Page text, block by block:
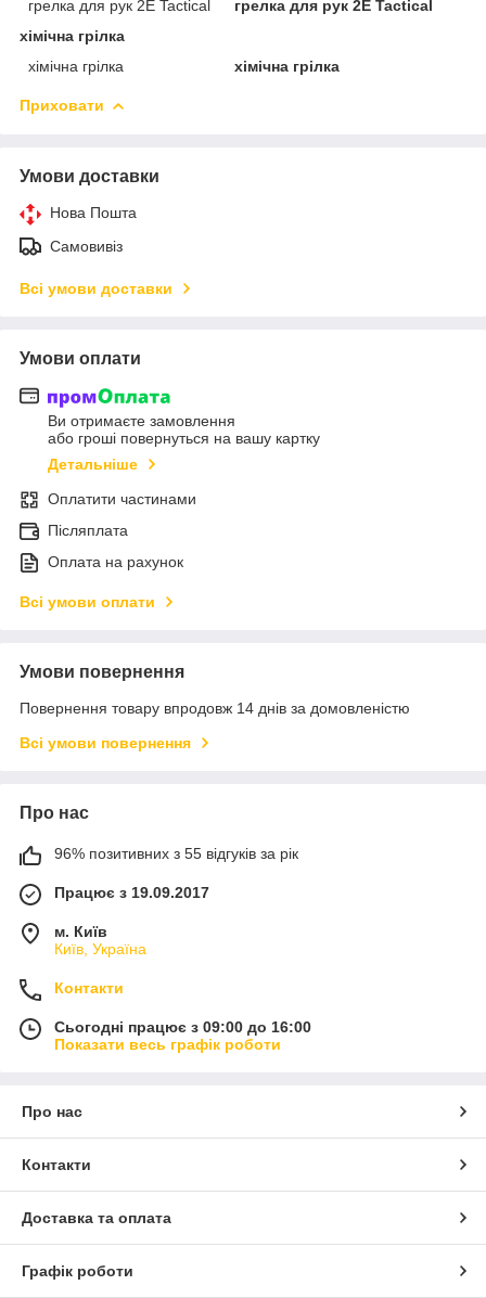
грелка для рук 2E Tactical
грелка для рук 2E Tactical
хімічна грілка
хімічна грілка
хімічна грілка
Приховати
Умови доставки
Нова Пошта
Самовивіз
Всі умови доставки
Умови оплати
Ви отримаєте замовлення
або гроші повернуться на вашу картку
Детальніше
Оплатити частинами
Післяплата
Оплата на рахунок
Всі умови оплати
Умови повернення
Повернення товару впродовж 14 днів за домовленістю
Всі умови повернення
Про нас
96% позитивних з 55 відгуків за рік
Працює з 19.09.2017
м. Київ
Київ, Україна
Контакти
Сьогодні працює з 09:00 до 16:00
Показати весь графік роботи
Про нас
Контакти
Доставка та оплата
Графік роботи